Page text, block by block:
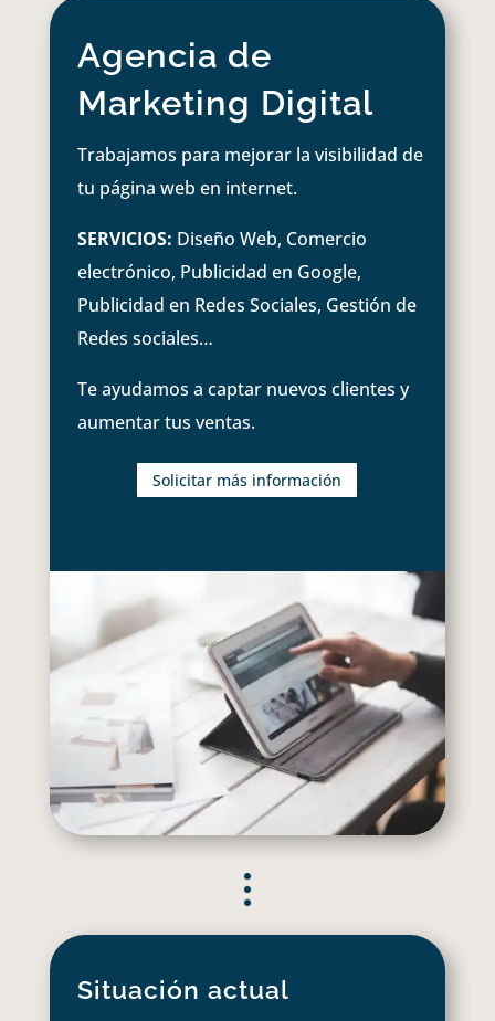
Agencia de
Marketing Digital
Trabajamos para mejorar la visibilidad de
tu página web en internet.
SERVICIOS: Diseño Web, Comercio
electrónico, Publicidad en Google,
Publicidad en Redes Sociales, Gestión de
Redes sociales…
Te ayudamos a captar nuevos clientes y
aumentar tus ventas.
Solicitar más información
Situación actual